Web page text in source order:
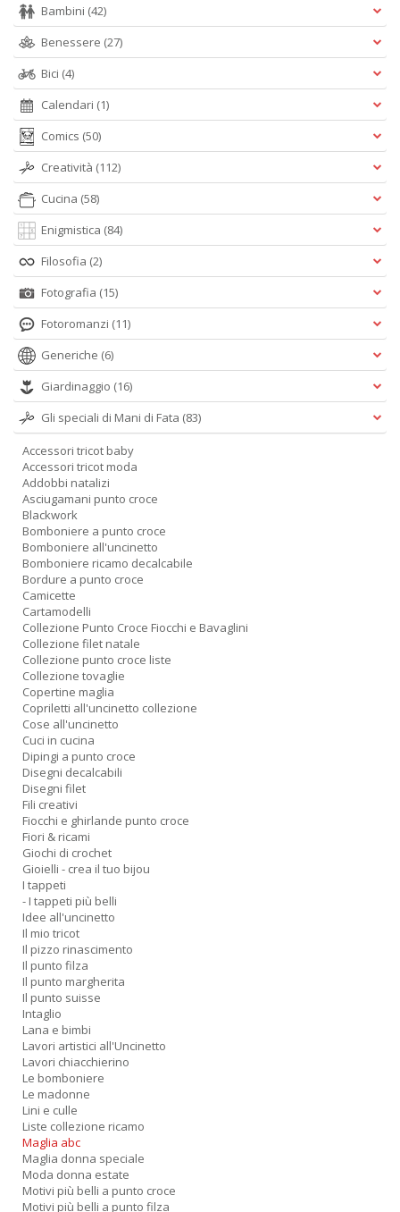
Bambini (42)
Benessere (27)
Bici (4)
Calendari (1)
Comics (50)
Creatività (112)
Cucina (58)
Enigmistica (84)
Filosofia (2)
Fotografia (15)
Fotoromanzi (11)
Generiche (6)
Giardinaggio (16)
Gli speciali di Mani di Fata (83)
Accessori tricot baby
Accessori tricot moda
Addobbi natalizi
Asciugamani punto croce
Blackwork
Bomboniere a punto croce
Bomboniere all'uncinetto
Bomboniere ricamo decalcabile
Bordure a punto croce
Camicette
Cartamodelli
Collezione Punto Croce Fiocchi e Bavaglini
Collezione filet natale
Collezione punto croce liste
Collezione tovaglie
Copertine maglia
Copriletti all'uncinetto collezione
Cose all'uncinetto
Cuci in cucina
Dipingi a punto croce
Disegni decalcabili
Disegni filet
Fili creativi
Fiocchi e ghirlande punto croce
Fiori & ricami
Giochi di crochet
Gioielli - crea il tuo bijou
I tappeti
- I tappeti più belli
Idee all'uncinetto
Il mio tricot
Il pizzo rinascimento
Il punto filza
Il punto margherita
Il punto suisse
Intaglio
Lana e bimbi
Lavori artistici all'Uncinetto
Lavori chiacchierino
Le bomboniere
Le madonne
Lini e culle
Liste collezione ricamo
Maglia abc
Maglia donna speciale
Moda donna estate
Motivi più belli a punto croce
Motivi più belli a punto filza